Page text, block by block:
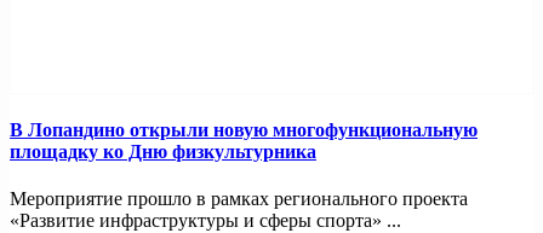
В Лопандино открыли новую многофункциональную
площадку ко Дню физкультурника
Мероприятие прошло в рамках регионального проекта
«Развитие инфраструктуры и сферы спорта» ...